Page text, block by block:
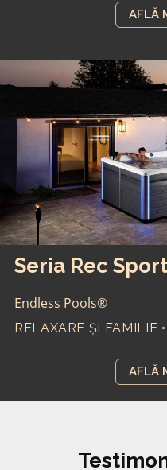
AFLĂ
Seria Rec
Endless Pools®
RELAXARE ȘI FAMILIE •
AFLĂ